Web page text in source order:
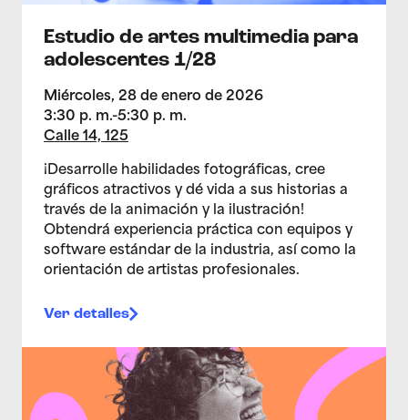
Estudio de artes multimedia para
adolescentes 1/28
Miércoles, 28 de enero de 2026
3:30 p. m.-5:30 p. m.
Calle 14, 125
¡Desarrolle habilidades fotográficas, cree
gráficos atractivos y dé vida a sus historias a
través de la animación y la ilustración!
Obtendrá experiencia práctica con equipos y
software estándar de la industria, así como la
orientación de artistas profesionales.
Ver detalles
>Ignite 2026: Connecting Creative Futures